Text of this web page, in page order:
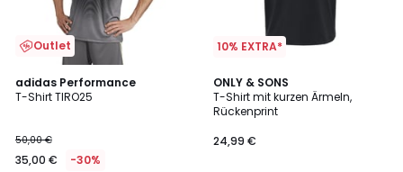
Outlet
adidas Performance
T-Shirt TIRO25
50,00 €
35,00 € -30%
4,8
/ 5
10% EXTRA*
ONLY & SONS
T-Shirt mit kurzen Ärmeln,
Rückenprint
24,99 €